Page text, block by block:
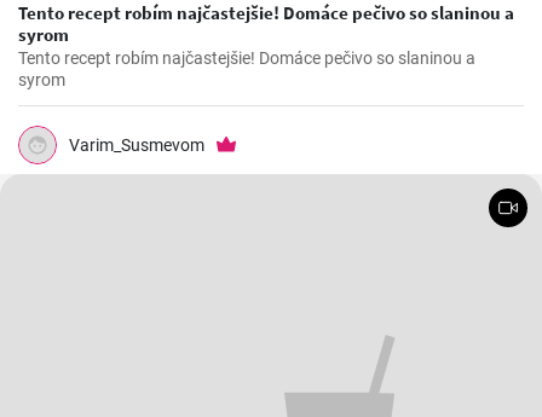
Tento recept robím najčastejšie! Domáce pečivo so slaninou a
syrom
Tento recept robím najčastejšie! Domáce pečivo so slaninou a
syrom
Varim_Susmevom